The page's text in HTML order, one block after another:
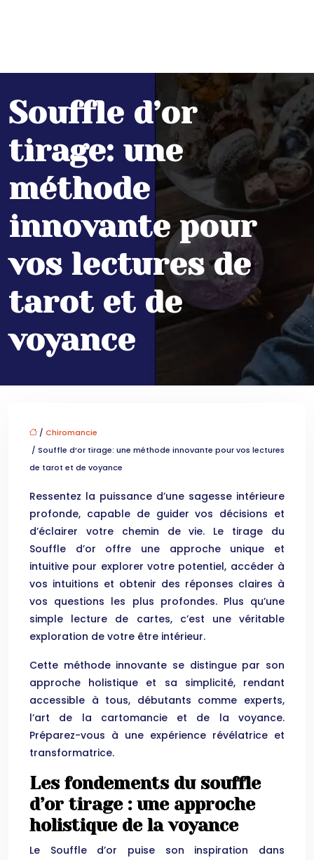
Souffle d’or
tirage: une
méthode
innovante pour
vos lectures de
tarot et de
voyance
/ Chiromancie
/ Souffle d’or tirage: une méthode innovante pour vos lectures
de tarot et de voyance
Ressentez la puissance d’une sagesse intérieure
profonde, capable de guider vos décisions et
d’éclairer votre chemin de vie. Le tirage du
Souffle d’or offre une approche unique et
intuitive pour explorer votre potentiel, accéder à
vos intuitions et obtenir des réponses claires à
vos questions les plus profondes. Plus qu’une
simple lecture de cartes, c’est une véritable
exploration de votre être intérieur.
Cette méthode innovante se distingue par son
approche holistique et sa simplicité, rendant
accessible à tous, débutants comme experts,
l’art de la cartomancie et de la voyance.
Préparez-vous à une expérience révélatrice et
transformatrice.
Les fondements du souffle
d’or tirage : une approche
holistique de la voyance
Le Souffle d’or puise son inspiration dans